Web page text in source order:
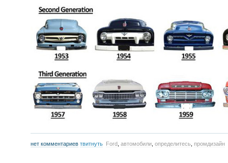
нет комментариев твитнуть Ford автомобили определитесь промдизайн